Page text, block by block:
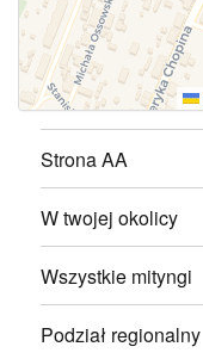
Strona AA
W twojej okolicy
Wszystkie mityngi
Podział regionalny